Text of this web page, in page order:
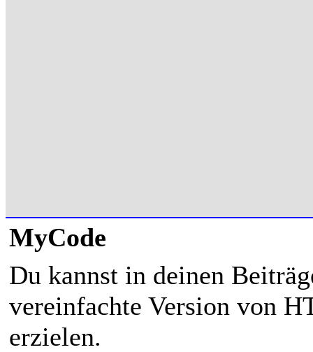
MyCode
Du kannst in deinen
vereinfachte Version von
erzielen.